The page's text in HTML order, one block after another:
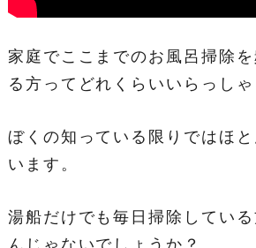
家庭でここまでのお風呂掃除
る方ってどれくらいいらっし
ぼくの知っている限りではほ
います。
湯船だけでも毎日掃除してい